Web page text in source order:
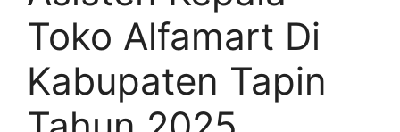
Toko Alfamart Di
Kabupaten Tapin